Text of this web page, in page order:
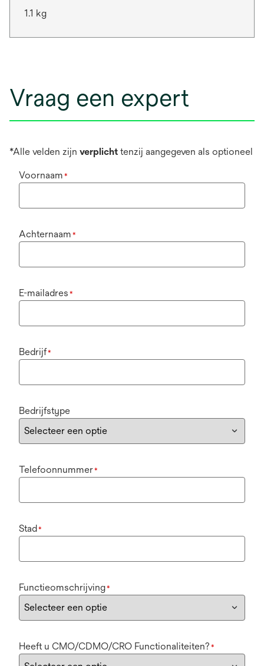
1.1 kg
Vraag een expert
*Alle velden zijn verplicht tenzij aangegeven als optioneel
Voornaam *
Achternaam *
E-mailadres *
Bedrijf*
Bedrijfstype
Telefoonnummer*
Stad*
Functieomschrijving*
Heeft u CMO/CDMO/CRO Functionaliteiten? *